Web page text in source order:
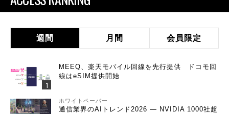
週間 月間 会員限定
MEEQ、楽天モバイル回線を先行提供 ドコモ回
線はeSIM提供開始
ホワイトペーパー
通信業界のAIトレンド2026 ― NVIDIA 1000社超